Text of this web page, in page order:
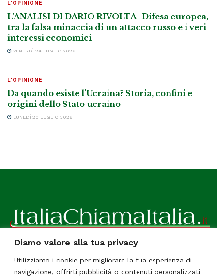
Diamo valore alla tua privacy
Utilizziamo i cookie per migliorare la tua esperienza di
navigazione, offrirti pubblicità o contenuti personalizzati
L'OPINIONE
L’ANALISI DI DARIO RIVOLTA | Difesa europea,
tra la falsa minaccia di un attacco russo e i veri
interessi economici
VENERDÌ 24 LUGLIO 2026
L'OPINIONE
Da quando esiste l’Ucraina? Storia, confini e
origini dello Stato ucraino
LUNEDÌ 20 LUGLIO 2026
ItaliaChiamaItalia, il TUO quotidiano online preferito.
Dedicato in particolare a tutti gli italiani residenti all'estero.